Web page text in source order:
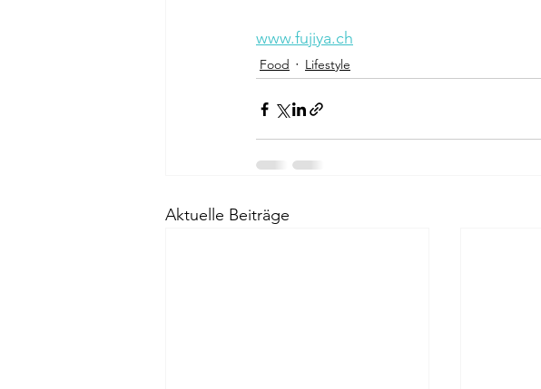
www.fujiya.ch
Food Lifestyle
Aktuelle Beiträge